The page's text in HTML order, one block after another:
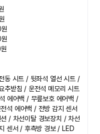
동 시트 / 뒷좌석 열선 시트 /
추받침 / 운전석 메모리 시트
에어백 / 무릎보호 에어백 /
석 에어백 / 전방 감지 센서
/ 차선이탈 경보장치 / 차선
센서 / 후측방 경보 / LED